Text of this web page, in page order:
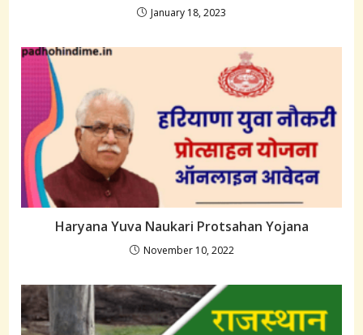
January 18, 2023
Haryana Yuva Naukari Protsahan Yojana
November 10, 2022